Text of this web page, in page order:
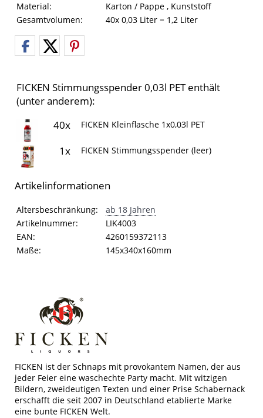
Material:
Karton / Pappe , Kunststoff
Gesamtvolumen:
40x 0,03 Liter = 1,2 Liter
FICKEN Stimmungsspender 0,03l PET enthält
(unter anderem):
40x
FICKEN Kleinflasche 1x0,03l PET
1x FICKEN Stimmungsspender (leer)
Artikelinformationen
Artikelinformationen
Eigenschaft Wert
Altersbeschränkung:
ab 18 Jahren
Artikelnummer:
LIK4003
EAN:
4260159372113
Maße:
145x340x160mm
FICKEN ist der Schnaps mit provokantem Namen, der aus
jeder Feier eine waschechte Party macht. Mit witzigen
Bildern, zweideutigen Texten und einer Prise Schabernack
erschafft die seit 2007 in Deutschland etablierte Marke
eine bunte FICKEN Welt.